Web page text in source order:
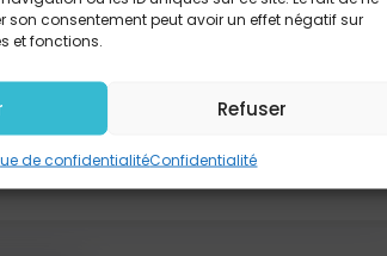
son consentement peut avoir un effet négatif sur
et fonctions.
Refuser
de confidentialitéConfidentialité